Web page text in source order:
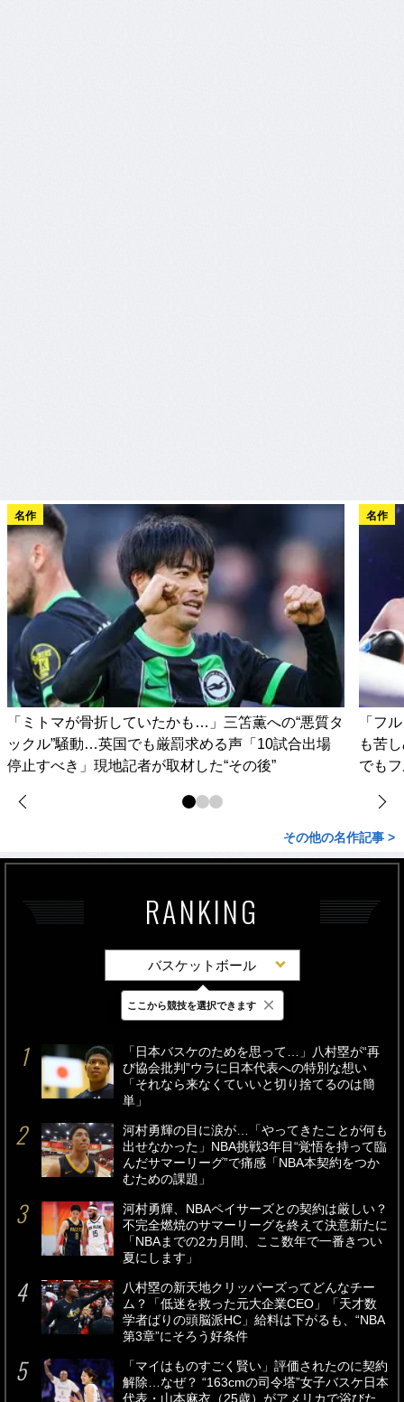
名作
「ミトマが骨折していたかも…」三笘薫への“悪質タ
ックル”騒動…英国でも厳罰求める声「10試合出場
停止すべき」現地記者が取材した“その後”
名作
「フ
も苦
でも
その他の名作記事 >
RANKING
バスケットボール
最新 24時間 週間
「日本バスケのためを思って…」八村塁が“再
び協会批判”ウラに日本代表への特別な想い
「それなら来なくていいと切り捨てるのは簡
単」
河村勇輝の目に涙が…「やってきたことが何も
出せなかった」NBA挑戦3年目“覚悟を持って臨
んだサマーリーグ”で痛感「NBA本契約をつか
むための課題」
河村勇輝、NBAペイサーズとの契約は厳しい？
不完全燃焼のサマーリーグを終えて決意新たに
「NBAまでの2カ月間、ここ数年で一番きつい
夏にします」
八村塁の新天地クリッパーズってどんなチー
ム？「低迷を救った元大企業CEO」「天才数
学者ばりの頭脳派HC」給料は下がるも、“NBA
第3章”にそろう好条件
「マイはものすごく賢い」評価されたのに契約
解除…なぜ？ “163cmの司令塔”女子バスケ日本
代表・山本麻衣（25歳）がアメリカで浴びた
ここから競技を選択できます ×